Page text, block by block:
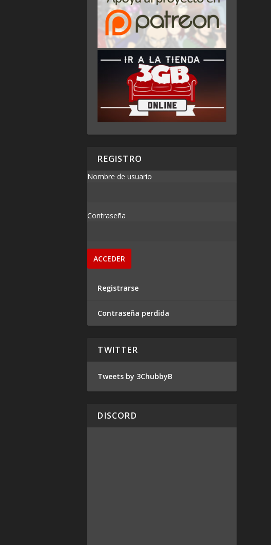
REGISTRO
Nombre de usuario
Contraseña
Registrarse
Contraseña perdida
TWITTER
Tweets by 3ChubbyB
DISCORD